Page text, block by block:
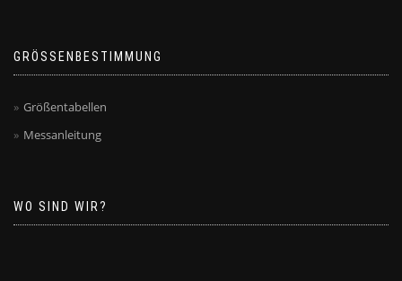
GRÖSSENBESTIMMUNG
Größentabellen
Messanleitung
WO SIND WIR?